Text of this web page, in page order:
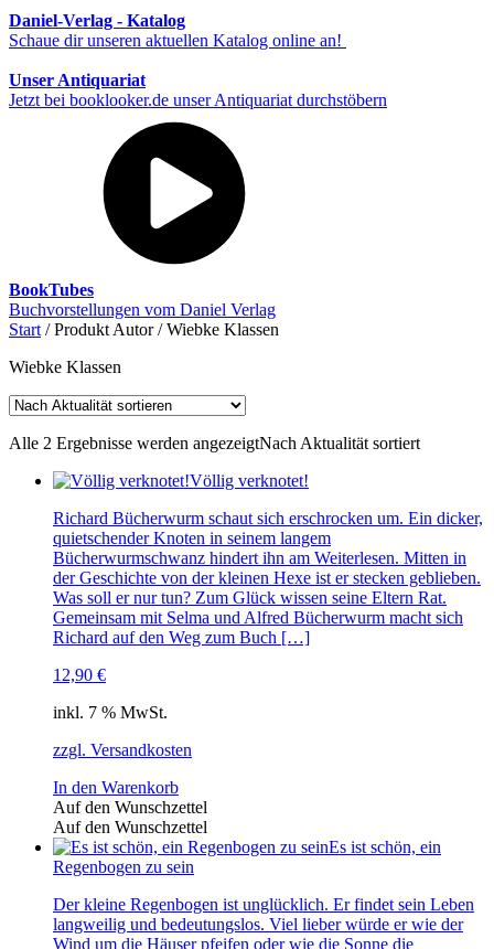
Daniel-Verlag - Katalog
Schaue dir unseren aktuellen Katalog online an!
Unser Antiquariat
Jetzt bei booklooker.de unser Antiquariat durchstöbern
BookTubes
Buchvorstellungen vom Daniel Verlag
Start / Produkt Autor / Wiebke Klassen
Wiebke Klassen
Alle 2 Ergebnisse werden angezeigtNach Aktualität sortiert
Völlig verknotet!
Richard Bücherwurm schaut sich erschrocken um. Ein dicker,
quietschender Knoten in seinem langem
Bücherwurmschwanz hindert ihn am Weiterlesen. Mitten in
der Geschichte von der kleinen Hexe ist er stecken geblieben.
Was soll er nur tun? Zum Glück wissen seine Eltern Rat.
Gemeinsam mit Selma und Alfred Bücherwurm macht sich
Richard auf den Weg zum Buch […]
12,90 €
inkl. 7 % MwSt.
zzgl. Versandkosten
In den Warenkorb
Auf den Wunschzettel
Auf den Wunschzettel
Es ist schön, ein
Regenbogen zu sein
Der kleine Regenbogen ist unglücklich. Er findet sein Leben
langweilig und bedeutungslos. Viel lieber würde er wie der
Wind um die Häuser pfeifen oder wie die Sonne die